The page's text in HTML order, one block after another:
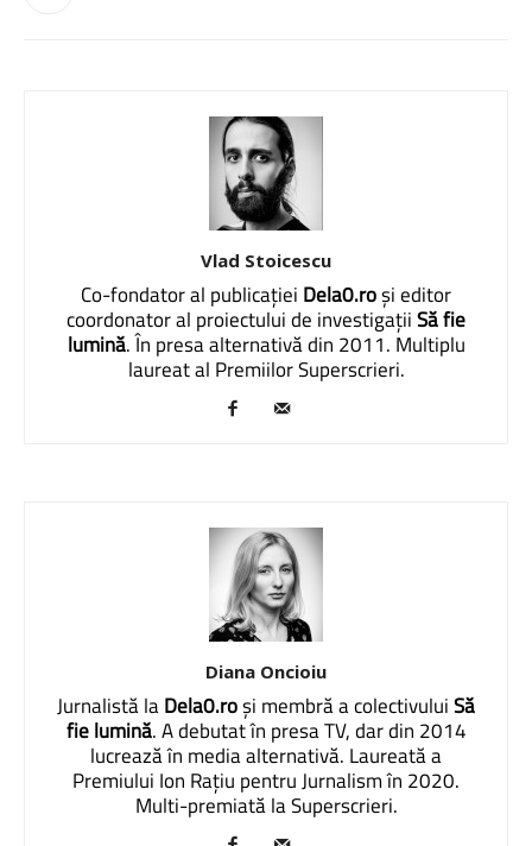
Vlad Stoicescu
Co-fondator al publicației Dela0.roși editor
coordonator al proiectului de investigațiiSă fie
lumină. În presa alternativă din 2011. Multiplu
laureat al Premiilor Superscrieri.
Diana Oncioiu
Jurnalistă laDela0.roși membră a colectivuluiSă
fie lumină. A debutat în presa TV, dar din 2014
lucrează în media alternativă. Laureată a
Premiului Ion Rațiu pentru Jurnalism în 2020.
Multi-premiată la Superscrieri.